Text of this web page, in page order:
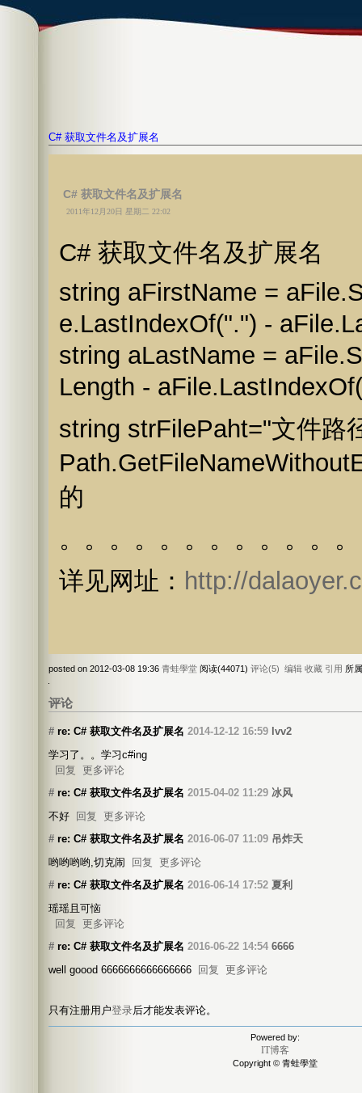
C# 获取文件名及扩展名
C# 获取文件名及扩展名
2011年12月20日 星期二 22:02
C# 获取文件名及扩展名
string aFirstName =
e.LastIndexOf(".") -
string aLastName =
Length -
string strFilePaht="文件路
的
。。。。。。。。。。。
详见网址： http://
posted on 2012-03-08 19:36 青蛙學堂 阅读(44071) 评论(5) 编辑 收藏 引用 所
评论
# re: C# 获取文件名及扩展名 2014-12-12 16:59 lvv2
学习了。。学习c#ing
回复
更多评论
# re: C# 获取文件名及扩展名 2015-04-02 11:29 冰风
不好
回复
更多评论
# re: C# 获取文件名及扩展名 2016-06-07 11:09 吊炸天
哟哟哟哟,切克闹
回复
更多评论
# re: C# 获取文件名及扩展名 2016-06-14 17:52 夏利
瑶瑶且可恼
回复
更多评论
# re: C# 获取文件名及扩展名 2016-06-22 14:54 6666
well goood 6666666666666666
回复 更多评论
只有注册用户登录后才能发表评论。
Powered by:
IT博客
Copyright © 青蛙學堂